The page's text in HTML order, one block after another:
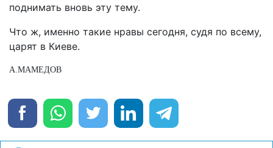
поднимать вновь эту тему.
Что ж, именно такие нравы сегодня, судя по всему,
царят в Киеве.
А.МАМЕДОВ